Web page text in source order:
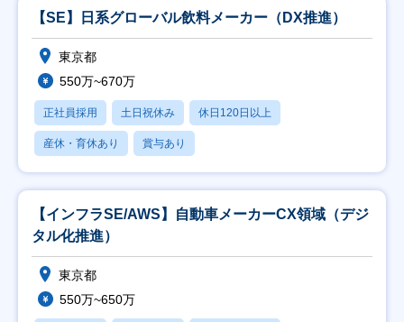
【SE】日系グローバル飲料メーカー（DX推進）
東京都
550万~670万
正社員採用 土日祝休み 休日120日以上
産休・育休あり 賞与あり
【インフラSE/AWS】自動車メーカーCX領域（デジ
タル化推進）
東京都
550万~650万